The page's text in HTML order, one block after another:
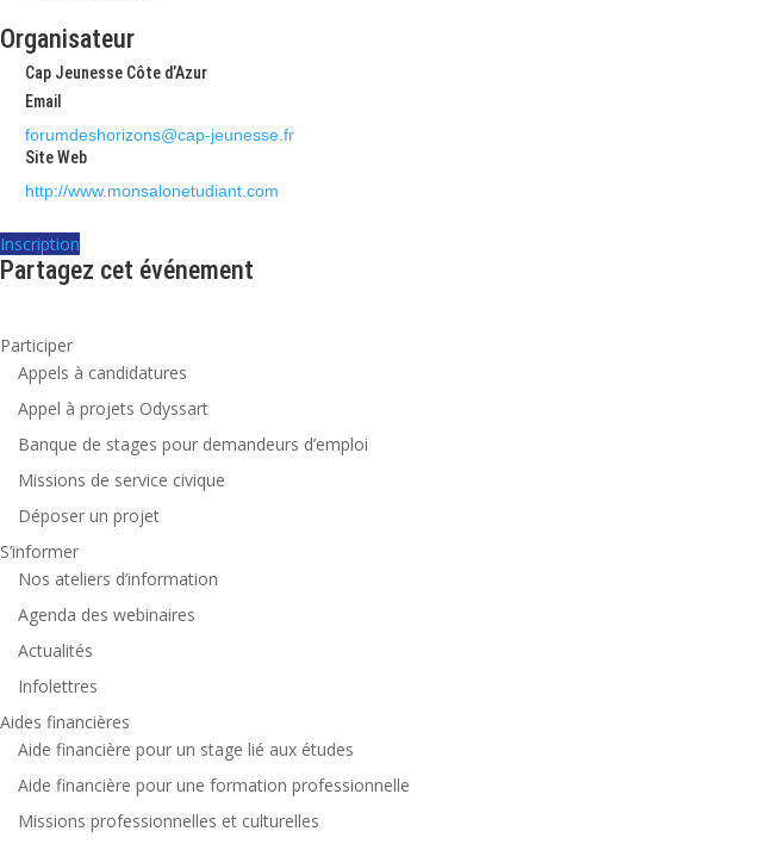
Organisateur
Cap Jeunesse Côte d’Azur
Email
forumdeshorizons@cap-jeunesse.fr
Site Web
http://www.monsalonetudiant.com
Inscription
Partagez cet événement
Participer
Appels à candidatures
Appel à projets Odyssart
Banque de stages pour demandeurs d’emploi
Missions de service civique
Déposer un projet
S’informer
Nos ateliers d’information
Agenda des webinaires
Actualités
Infolettres
Aides financières
Aide financière pour un stage lié aux études
Aide financière pour une formation professionnelle
Missions professionnelles et culturelles